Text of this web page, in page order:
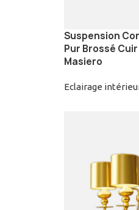
Suspension
Pur Brossé Cuir
Masiero
Eclairage